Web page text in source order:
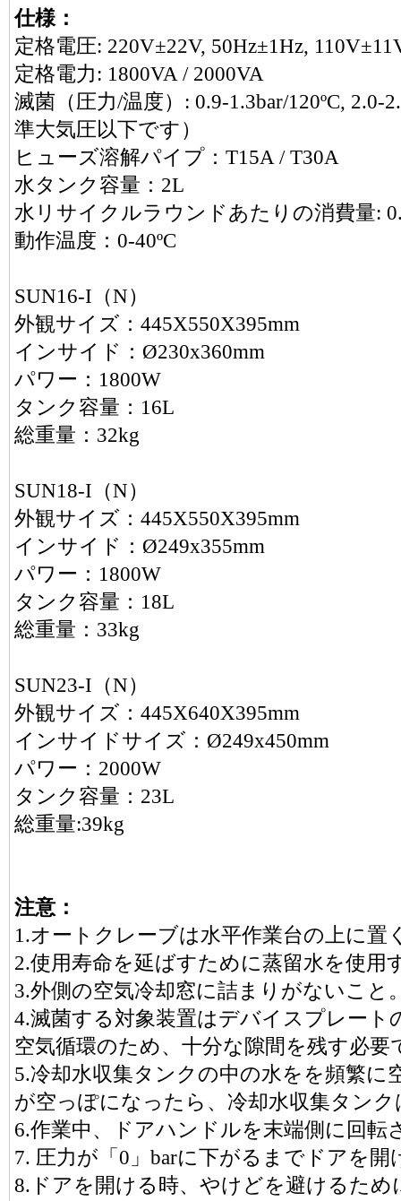
仕様：
定格電圧: 220V±22V, 50Hz±1Hz,
定格電力: 1800VA / 2000VA
滅菌（圧力/温度）: 0.9-1.3bar/120ºC, 2.0-
準大気圧以下です）
ヒューズ溶解パイプ：T15A / T30A
水タンク容量：2L
水リサイクルラウンドあたりの消費量:
動作温度：0-40ºC
SUN16-I（N）
外観サイズ：445X550X395mm
インサイド：Ø230x360mm
パワー：1800W
タンク容量：16L
総重量：32kg
SUN18-I（N）
外観サイズ：445X550X395mm
インサイド：Ø249x355mm
パワー：1800W
タンク容量：18L
総重量：33kg
SUN23-I（N）
外観サイズ：445X640X395mm
インサイドサイズ：Ø249x450mm
パワー：2000W
タンク容量：23L
総重量:39kg
注意：
1.オートクレーブは水平作業台の上に置
2.使用寿命を延ばすために蒸留水を使用
3.外側の空気冷却窓に詰まりがないこと
4.滅菌する対象装置はデバイスプレート
空気循環のため、十分な隙間を残す必要
5.冷却水収集タンクの中の水をを頻繁に
が空っぽになったら、冷却水収集タン
6.作業中、ドアハンドルを末端側に回転
7. 圧力が「0」barに下がるまでドアを
8.ドアを開ける時、やけどを避けるた